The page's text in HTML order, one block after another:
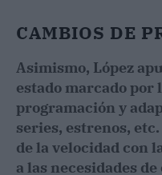
CAMBIOS DE
Asimismo, López
estado marcado por
programación y
series, estrenos,
de la velocidad con
a las necesidades